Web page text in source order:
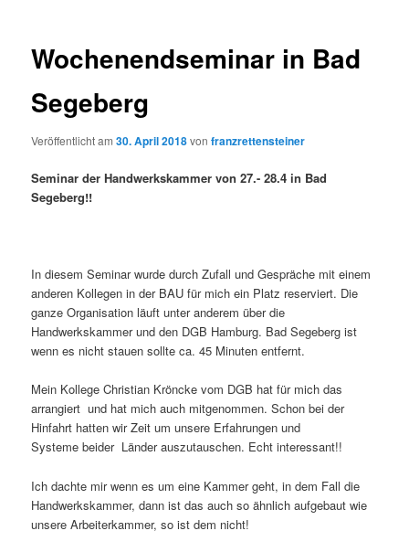
Wochenendseminar in Bad
Segeberg
Veröffentlicht am30. April 2018vonfranzrettensteiner
Seminar der Handwerkskammer von 27.- 28.4 in Bad
Segeberg!!
In diesem Seminar wurde durch Zufall und Gespräche mit einem
anderen Kollegen in der BAU für mich ein Platz reserviert. Die
ganze Organisation läuft unter anderem über die
Handwerkskammer und den DGB Hamburg. Bad Segeberg ist
wenn es nicht stauen sollte ca. 45 Minuten entfernt.
Mein Kollege Christian Kröncke vom DGB hat für mich das
arrangiert und hat mich auch mitgenommen. Schon bei der
Hinfahrt hatten wir Zeit um unsere Erfahrungen und
Systeme beider Länder auszutauschen. Echt interessant!!
Ich dachte mir wenn es um eine Kammer geht, in dem Fall die
Handwerkskammer, dann ist das auch so ähnlich aufgebaut wie
unsere Arbeiterkammer, so ist dem nicht!